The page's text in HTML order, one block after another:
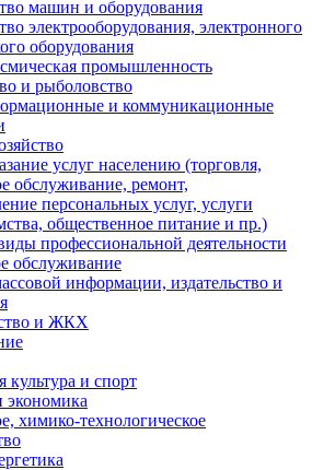
машин и оборудования
электрооборудования, электронного
оборудования
промышленность
и рыболовство
и коммуникационные
услуг населению (торговля,
обслуживание, ремонт,
персональных услуг, услуги
общественное питание и пр.)
профессиональной деятельности
обслуживание
информации, издательство и
и ЖКХ
культура и спорт
химико-технологическое